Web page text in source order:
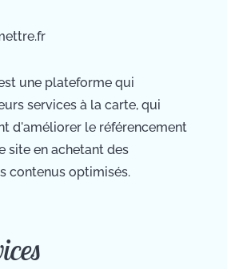
une plateforme qui
services à la carte, qui
d'améliorer le référencement
site en achetant des
contenus optimisés.